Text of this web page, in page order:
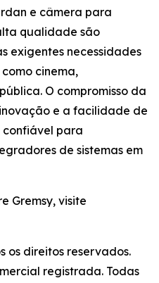
e câmera para
qualidade são
exigentes necessidades
cinema,
O compromisso da
e a facilidade de
para
de sistemas em
Gremsy, visite
os direitos reservados.
registrada. Todas